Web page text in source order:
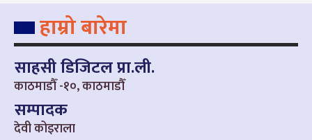
हाम्रो बारेमा
साहसी डिजिटल प्रा.ली.
काठमाडौँ -१०, काठमाडौँ
सम्पादक
देवी कोइराला